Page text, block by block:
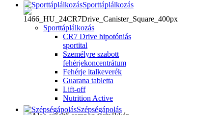
Sporttáplálkozás
Sporttáplálkozás
CR7 Drive hipotóniás
sportital
Személyre szabott
fehérjekoncentrátum
Fehérje italkeverék
Guarana tabletta
Lift-off
Nutrition Active
Szépségápolás